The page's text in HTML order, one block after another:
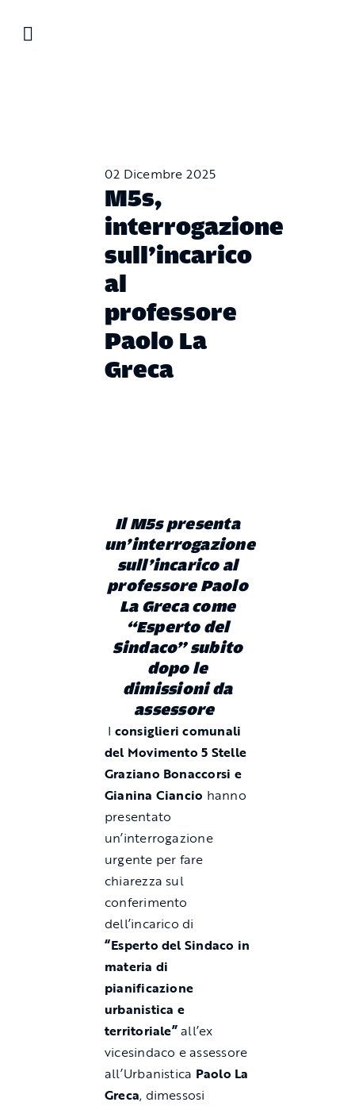
02 Dicembre 2025
M5s,
interrogazione
sull’incarico
al
professore
Paolo La
Greca
Il M5s presenta
un’interrogazione
sull’incarico al
professore Paolo
La Greca come
“Esperto del
Sindaco” subito
dopo le
dimissioni da
assessore
I consiglieri comunali
del Movimento 5 Stelle
Graziano Bonaccorsi e
Gianina Ciancio hanno
presentato
un’interrogazione
urgente per fare
chiarezza sul
conferimento
dell’incarico di
“Esperto del Sindaco in
materia di
pianificazione
urbanistica e
territoriale”all’ex
vicesindaco e assessore
all’Urbanistica Paolo La
Greca, dimessosi